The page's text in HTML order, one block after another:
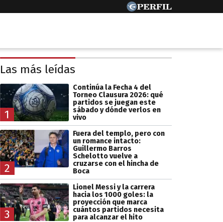
Las más leídas
1
Continúa la Fecha 4 del
Torneo Clausura 2026: qué
partidos se juegan este
sábado y dónde verlos en
vivo
2
Fuera del templo, pero con
un romance intacto:
Guillermo Barros
Schelotto vuelve a
cruzarse con el hincha de
Boca
3
Lionel Messi y la carrera
hacia los 1000 goles: la
proyección que marca
cuántos partidos necesita
para alcanzar el hito